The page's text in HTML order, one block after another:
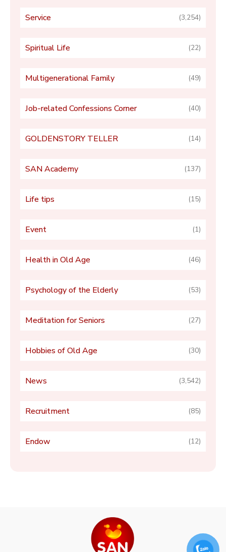
Service (3,254)
Spiritual Life (22)
Multigenerational Family (49)
Job-related Confessions Corner (40)
GOLDENSTORY TELLER (14)
SAN Academy (137)
Life tips (15)
Event (1)
Health in Old Age (46)
Psychology of the Elderly (53)
Meditation for Seniors (27)
Hobbies of Old Age (30)
News (3,542)
Recruitment (85)
Endow (12)